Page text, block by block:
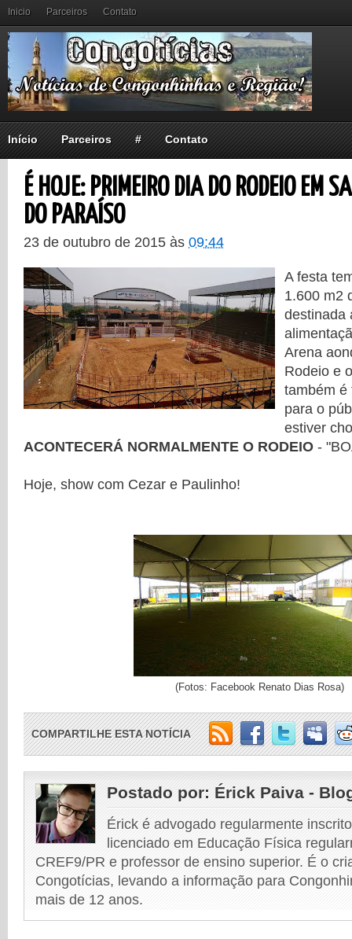
Inicio Parceiros Contato
Início Parceiros # Contato
É HOJE: PRIMEIRO DIA DO RODEIO EM
DO PARAÍSO
23 de outubro de 2015 às 09:44
A festa
1.600 m2
destinada
Arena
Rodeio e
também é
para o
estiver
ACONTECERÁ NORMALMENTE O RODEIO -
Hoje, show com Cezar e Paulinho!
(Fotos: Facebook Renato Dias Rosa)
COMPARTILHE ESTA NOTÍCIA
Postado por: Érick Paiva -
Érick é advogado regularmente
licenciado em Educação Física
CREF9/PR e professor de ensino superior. É o
Congotícias, levando a informação para
mais de 12 anos.